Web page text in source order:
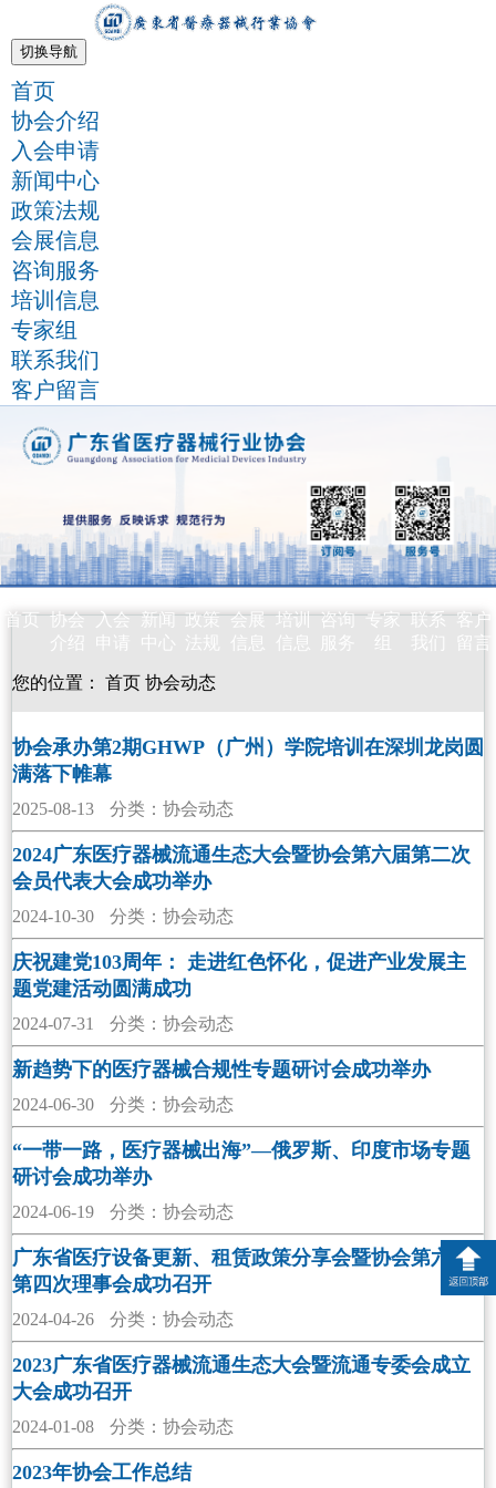
切换导航
首页
协会介绍
入会申请
新闻中心
政策法规
会展信息
咨询服务
培训信息
专家组
联系我们
客户留言
首页 协会
介绍
入会
申请
新闻
中心
政策
法规
会展
信息
培训
信息
咨询
服务
专家
组
联系
我们
客户
留言
您的位置： 首页 协会动态
协会承办第2期GHWP（广州）学院培训在深圳龙岗圆
满落下帷幕
2025-08-13 分类：协会动态
2024广东医疗器械流通生态大会暨协会第六届第二次
会员代表大会成功举办
2024-10-30 分类：协会动态
庆祝建党103周年： 走进红色怀化，促进产业发展主
题党建活动圆满成功
2024-07-31 分类：协会动态
新趋势下的医疗器械合规性专题研讨会成功举办
2024-06-30 分类：协会动态
“一带一路，医疗器械出海”—俄罗斯、印度市场专题
研讨会成功举办
2024-06-19 分类：协会动态
广东省医疗设备更新、租赁政策分享会暨协会第六届
第四次理事会成功召开
2024-04-26 分类：协会动态
2023广东省医疗器械流通生态大会暨流通专委会成立
大会成功召开
2024-01-08 分类：协会动态
2023年协会工作总结